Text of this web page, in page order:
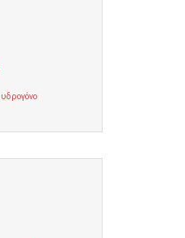
υδρογόνο